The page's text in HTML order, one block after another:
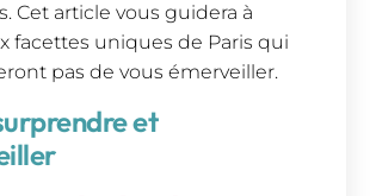
Cet article vous guidera à
facettes uniques de Paris qui
pas de vous émerveiller.
et